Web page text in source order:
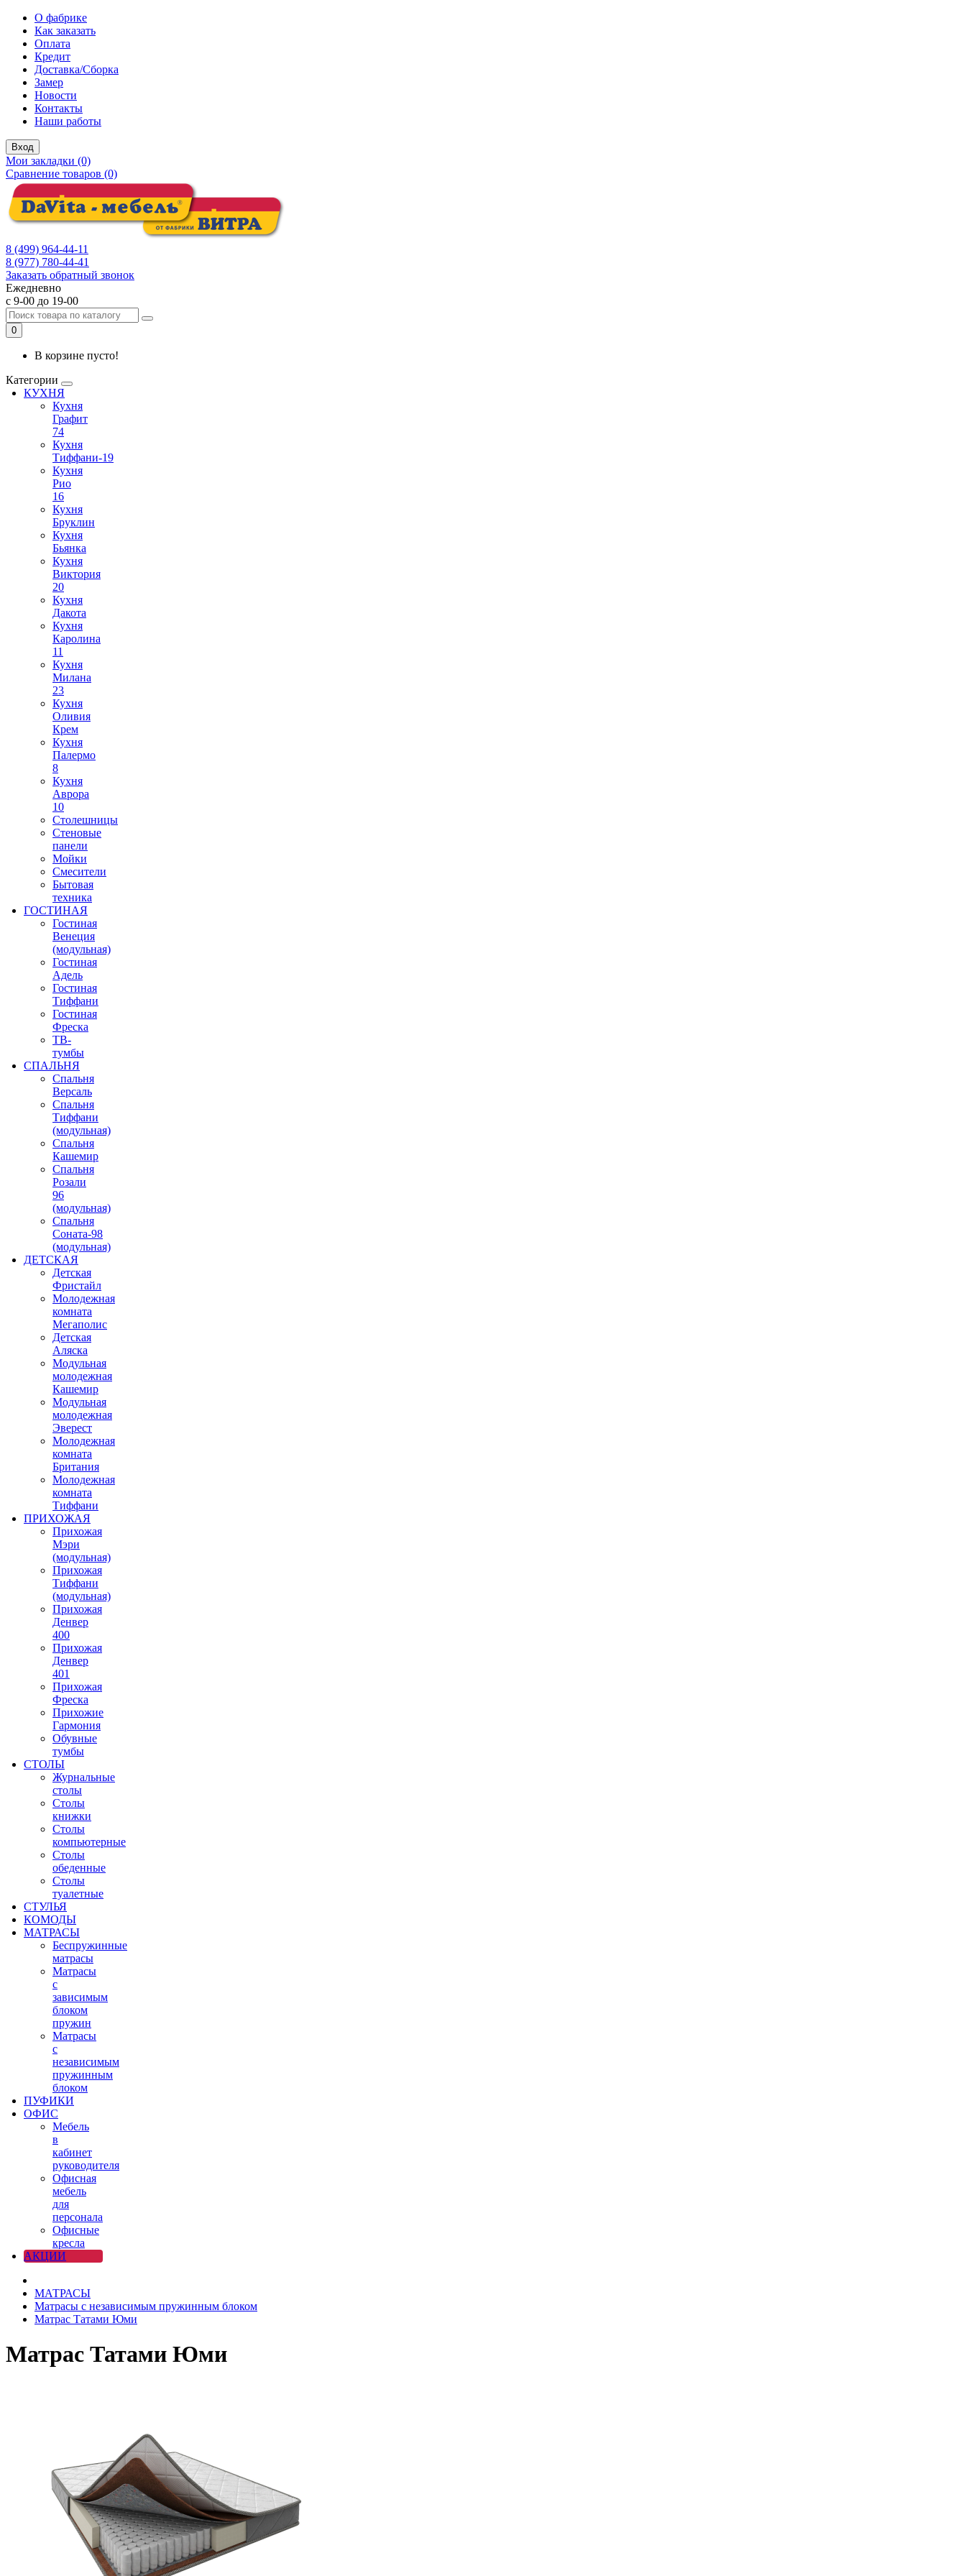
О фабрике
Как заказать
Оплата
Кредит
Доставка/Сборка
Замер
Новости
Контакты
Наши работы
Вход
Мои закладки (0)
Сравнение товаров (0)
8 (499) 964-44-11
8 (977) 780-44-41
Заказать обратный звонок
Ежедневно
с 9-00 до 19-00
0
В корзине пусто!
Категории
КУХНЯ
Кухня
Графит
74
Кухня
Тиффани-19
Кухня
Рио
16
Кухня
Бруклин
Кухня
Бьянка
Кухня
Виктория
20
Кухня
Дакота
Кухня
Каролина
11
Кухня
Милана
23
Кухня
Оливия
Крем
Кухня
Палермо
8
Кухня
Аврора
10
Столешницы
Стеновые
панели
Мойки
Смесители
Бытовая
техника
ГОСТИНАЯ
Гостиная
Венеция
(модульная)
Гостиная
Адель
Гостиная
Тиффани
Гостиная
Фреска
ТВ-
тумбы
СПАЛЬНЯ
Спальня
Версаль
Спальня
Тиффани
(модульная)
Спальня
Кашемир
Спальня
Розали
96
(модульная)
Спальня
Соната-98
(модульная)
ДЕТСКАЯ
Детская
Фристайл
Молодежная
комната
Мегаполис
Детская
Аляска
Модульная
молодежная
Кашемир
Модульная
молодежная
Эверест
Молодежная
комната
Британия
Молодежная
комната
Тиффани
ПРИХОЖАЯ
Прихожая
Мэри
(модульная)
Прихожая
Тиффани
(модульная)
Прихожая
Денвер
400
Прихожая
Денвер
401
Прихожая
Фреска
Прихожие
Гармония
Обувные
тумбы
СТОЛЫ
Журнальные
столы
Столы
книжки
Столы
компьютерные
Столы
обеденные
Столы
туалетные
СТУЛЬЯ
КОМОДЫ
МАТРАСЫ
Беспружинные
матрасы
Матрасы
с
зависимым
блоком
пружин
Матрасы
с
независимым
пружинным
блоком
ПУФИКИ
ОФИС
Мебель
в
кабинет
руководителя
Офисная
мебель
для
персонала
Офисные
кресла
АКЦИИ
МАТРАСЫ
Матрасы с независимым пружинным блоком
Матрас Татами Юми
Матрас Татами Юми